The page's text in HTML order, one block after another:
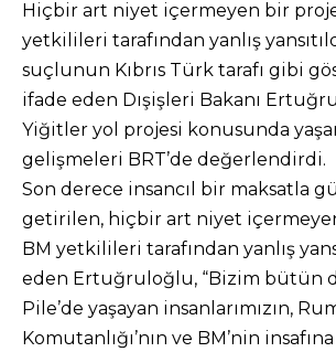
Hiçbir art niyet içermeyen bir
yetkilileri tarafından yanlış
suçlunun Kıbrıs Türk tarafı gibi
ifade eden Dışişleri Bakanı
Yiğitler yol projesi konusunda
gelişmeleri BRT’de değerlendirdi.
Son derece insancıl bir maksatla
getirilen, hiçbir art niyet
BM yetkilileri tarafından yanlış
eden Ertuğruloğlu, “Bizim bütün
Pile’de yaşayan insanlarımızın,
Komutanlığı’nın ve BM’nin